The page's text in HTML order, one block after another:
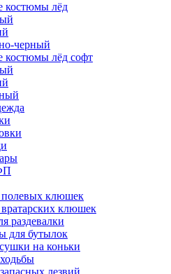
костюмы лёд
черный
костюмы лёд софт
клюшек
клюшек
раздевалки
для бутылок
на коньки